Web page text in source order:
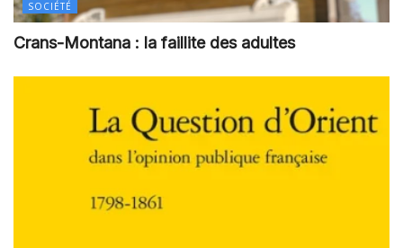
SOCIÉTÉ
Crans-Montana : la faillite des adultes